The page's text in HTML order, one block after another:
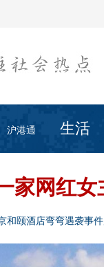
沪港通 生活
家网红
和颐酒店弯弯遇袭事